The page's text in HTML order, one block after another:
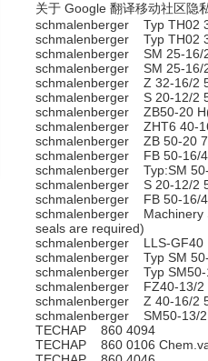
关于 Google 翻译移动社区隐
schmalenberger Typ TH02
schmalenberger Typ TH02
schmalenberger SM 25-16/
schmalenberger SM 25-16/
schmalenberger Z 32-16/2
schmalenberger S 20-12/2
schmalenberger ZB50-20
schmalenberger ZHT6 40-
schmalenberger ZB 50-20
schmalenberger FB 50-16/
schmalenberger Typ:SM
schmalenberger S 20-12/2
schmalenberger FB 50-16/
schmalenberger Machinery
seals are required)
schmalenberger LLS-GF40
schmalenberger Typ SM
schmalenberger Typ SM50-
schmalenberger FZ40-13/2
schmalenberger Z 40-16/2
schmalenberger SM50-13/2
TECHAP 860 4094
TECHAP 860 0106